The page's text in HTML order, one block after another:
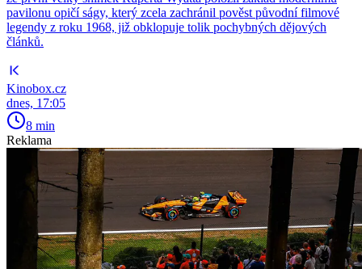
pavilonu opičí ságy, který zcela zachránil pověst původní filmové
legendy z roku 1968, již obklopuje tolik pochybných dějových
článků.
Kinobox.cz
dnes, 17:05
8 min
Reklama